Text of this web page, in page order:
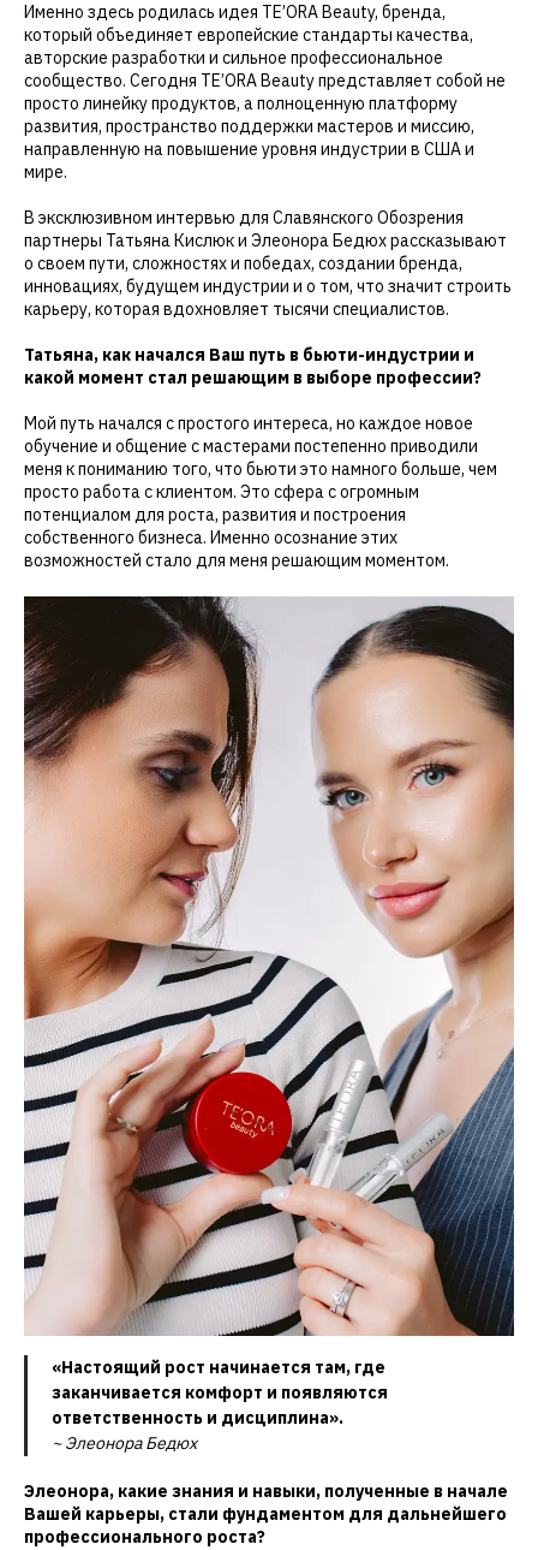
Именно здесь родилась идея TE’ORA Beauty, бренда,
который объединяет европейские стандарты качества,
авторские разработки и сильное профессиональное
сообщество. Сегодня TE’ORA Beauty представляет собой не
просто линейку продуктов, а полноценную платформу
развития, пространство поддержки мастеров и миссию,
направленную на повышение уровня индустрии в США и
мире.
В эксклюзивном интервью для Славянского Обозрения
партнеры Татьяна Кислюк и Элеонора Бедюх рассказывают
о своем пути, сложностях и победах, создании бренда,
инновациях, будущем индустрии и о том, что значит строить
карьеру, которая вдохновляет тысячи специалистов.
Татьяна, как начался Ваш путь в бьюти-индустрии и
какой момент стал решающим в выборе профессии?
Мой путь начался с простого интереса, но каждое новое
обучение и общение с мастерами постепенно приводили
меня к пониманию того, что бьюти это намного больше, чем
просто работа с клиентом. Это сфера с огромным
потенциалом для роста, развития и построения
собственного бизнеса. Именно осознание этих
возможностей стало для меня решающим моментом.
«Настоящий рост начинается там, где
заканчивается комфорт и появляются
ответственность и дисциплина».
~ Элеонора Бедюх
Элеонора, какие знания и навыки, полученные в начале
Вашей карьеры, стали фундаментом для дальнейшего
профессионального роста?